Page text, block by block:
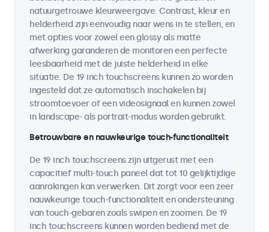
natuurgetrouwe kleurweergave. Contrast, kleur en
helderheid zijn eenvoudig naar wens in te stellen, en
met opties voor zowel een glossy als matte
afwerking garanderen de monitoren een perfecte
leesbaarheid met de juiste helderheid in elke
situatie. De 19 inch touchscreens kunnen zo worden
ingesteld dat ze automatisch inschakelen bij
stroomtoevoer of een videosignaal en kunnen zowel
in landscape- als portrait-modus worden gebruikt.
Betrouwbare en nauwkeurige touch-functionaliteit
De 19 inch touchscreens zijn uitgerust met een
capacitief multi-touch paneel dat tot 10 gelijktijdige
aanrakingen kan verwerken. Dit zorgt voor een zeer
nauwkeurige touch-functionaliteit en ondersteuning
van touch-gebaren zoals swipen en zoomen. De 19
inch touchscreens kunnen worden bediend met de